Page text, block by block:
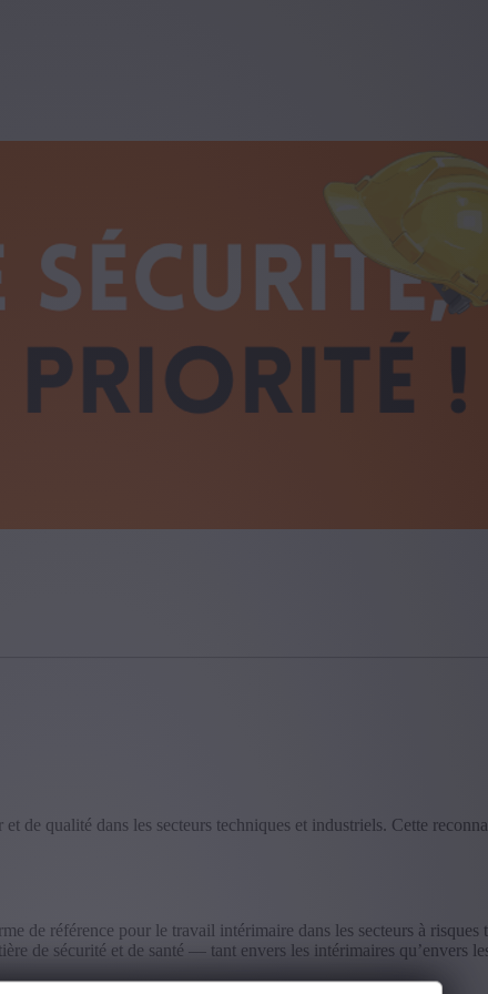
de qualité dans les secteurs techniques et industriels. Cette
de référence pour le travail intérimaire dans les secteurs à risques
de sécurité et de santé — tant envers les intérimaires qu’envers